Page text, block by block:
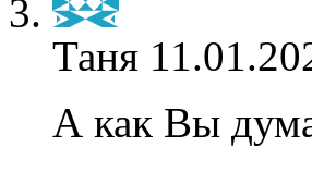
Таня
А как Вы